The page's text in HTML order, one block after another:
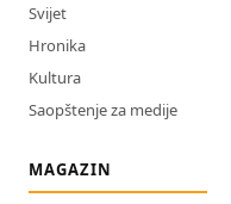
Svijet
Hronika
Kultura
Saopštenje za medije
MAGAZIN